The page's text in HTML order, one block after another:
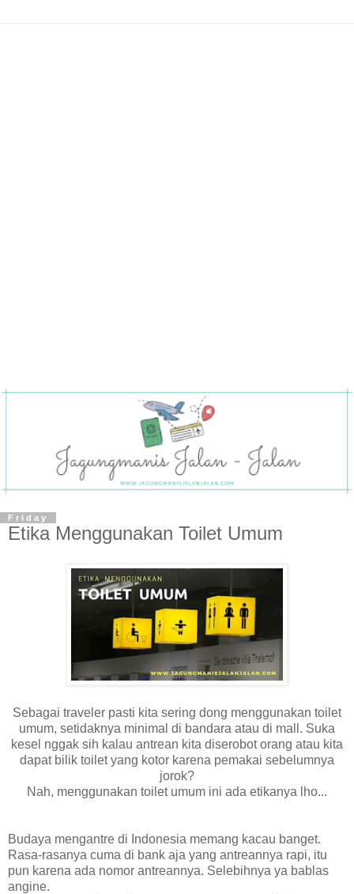
Friday
Etika Menggunakan Toilet Umum
Sebagai traveler pasti kita sering dong menggunakan toilet
umum, setidaknya minimal di bandara atau di mall. Suka
kesel nggak sih kalau antrean kita diserobot orang atau kita
dapat bilik toilet yang kotor karena pemakai sebelumnya
jorok?
Nah, menggunakan toilet umum ini ada etikanya lho...
Budaya mengantre di Indonesia memang kacau banget.
Rasa-rasanya cuma di bank aja yang antreannya rapi, itu
pun karena ada nomor antreannya. Selebihnya ya bablas
angine.